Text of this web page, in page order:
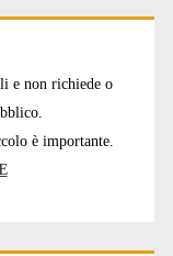
e non richiede o
è importante.